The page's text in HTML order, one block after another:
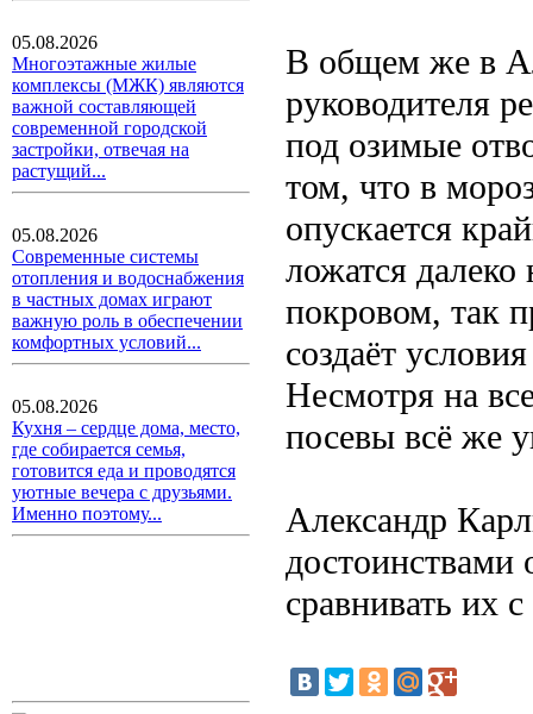
05.08.2026
Многоэтажные жилые
комплексы (МЖК) являются
важной составляющей
современной городской
застройки, отвечая на
растущий...
05.08.2026
Современные системы
отопления и водоснабжения
в частных домах играют
важную роль в обеспечении
комфортных условий...
05.08.2026
Кухня – сердце дома, место,
где собирается семья,
готовится еда и проводятся
уютные вечера с друзьями.
Именно поэтому...
В общем же в
руководителя
под озимые
том, что в
опускается
ложатся
покровом, так
создаёт
Несмотря на
посевы всё же
Александр
достоинствами
сравнивать их